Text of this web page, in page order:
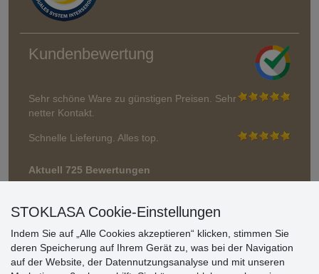
Kundenbewertung
Sehr schöne Ware zu günstigen Preisen. Sehr
netter Kontakt.
Schnelle Lieferung. Alles top.
Aktuell 725 Bewertungen
* Wir überprüfen keine Bewertungen
STOKLASA Cookie-Einstellungen
Indem Sie auf „Alle Cookies akzeptieren“ klicken, stimmen Sie
deren Speicherung auf Ihrem Gerät zu, was bei der Navigation
auf der Website, der Datennutzungsanalyse und mit unseren